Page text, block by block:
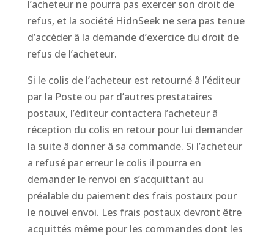
l’acheteur ne pourra pas exercer son droit de
refus, et la société HidnSeek ne sera pas tenue
d’accéder â la demande d’exercice du droit de
refus de l’acheteur.
Si le colis de l’acheteur est retourné â l’éditeur
par la Poste ou par d’autres prestataires
postaux, l’éditeur contactera l’acheteur â
réception du colis en retour pour lui demander
la suite â donner â sa commande. Si l’acheteur
a refusé par erreur le colis il pourra en
demander le renvoi en s’acquittant au
préalable du paiement des frais postaux pour
le nouvel envoi. Les frais postaux devront être
acquittés même pour les commandes dont les